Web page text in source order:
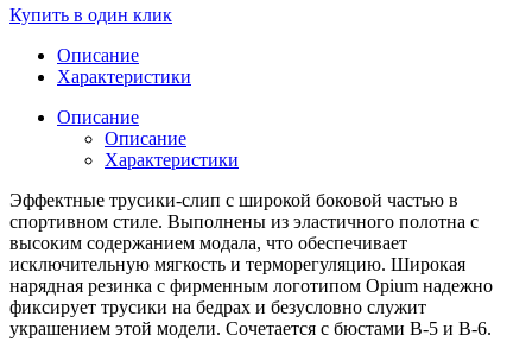
Купить в один клик
Описание
Характеристики
Описание
Описание
Характеристики
Эффектные трусики-слип с широкой боковой частью в
спортивном стиле. Выполнены из эластичного полотна с
высоким содержанием модала, что обеспечивает
исключительную мягкость и терморегуляцию. Широкая
нарядная резинка с фирменным логотипом Opium надежно
фиксирует трусики на бедрах и безусловно служит
украшением этой модели. Сочетается с бюстами B-5 и В-6.